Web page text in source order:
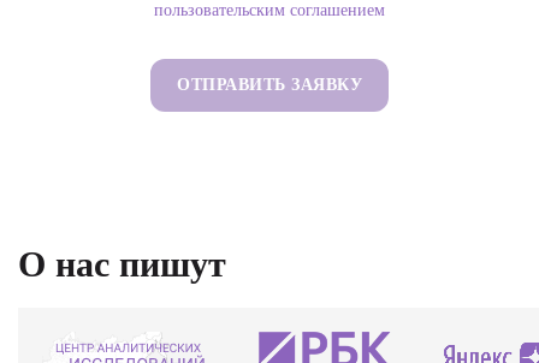
пользовательским соглашением
О нас пишут